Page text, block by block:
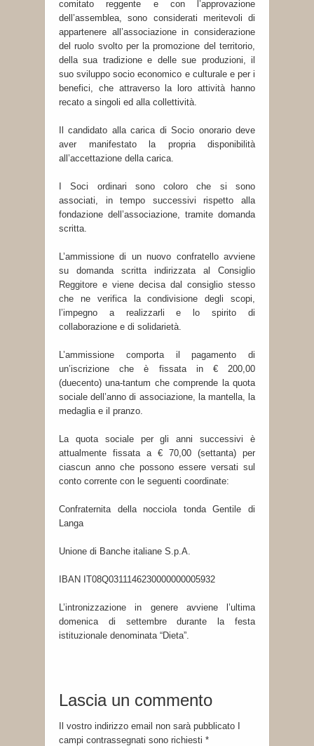
comitato reggente e con l’approvazione
dell’assemblea, sono considerati meritevoli di
appartenere all’associazione in considerazione
del ruolo svolto per la promozione del territorio,
della sua tradizione e delle sue produzioni, il
suo sviluppo socio economico e culturale e per i
benefici, che attraverso la loro attività hanno
recato a singoli ed alla collettività.
Il candidato alla carica di Socio onorario deve
aver manifestato la propria disponibilità
all’accettazione della carica.
I Soci ordinari sono coloro che si sono
associati, in tempo successivi rispetto alla
fondazione dell’associazione, tramite domanda
scritta.
L’ammissione di un nuovo confratello avviene
su domanda scritta indirizzata al Consiglio
Reggitore e viene decisa dal consiglio stesso
che ne verifica la condivisione degli scopi,
l’impegno a realizzarli e lo spirito di
collaborazione e di solidarietà.
L’ammissione comporta il pagamento di
un’iscrizione che è fissata in € 200,00
(duecento) una-tantum che comprende la quota
sociale dell’anno di associazione, la mantella, la
medaglia e il pranzo.
La quota sociale per gli anni successivi è
attualmente fissata a € 70,00 (settanta) per
ciascun anno che possono essere versati sul
conto corrente con le seguenti coordinate:
Confraternita della nocciola tonda Gentile di
Langa
Unione di Banche italiane S.p.A.
IBAN IT08Q0311146230000000005932
L’intronizzazione in genere avviene l’ultima
domenica di settembre durante la festa
istituzionale denominata “Dieta”.
Lascia un commento
Il vostro indirizzo email non sarà pubblicato I
campi contrassegnati sono richiesti *